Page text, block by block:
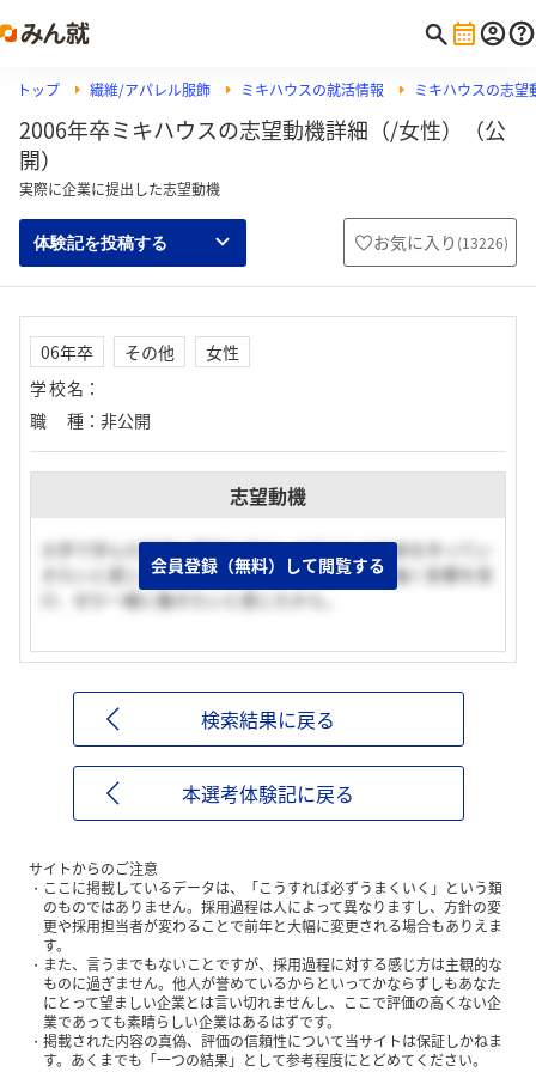
トップ 繊維/アパレル服飾 ミキハウスの就活情報 ミキハウスの志望
2006年卒ミキハウスの志望動機詳細（/女性）（公
開）
実際に企業に提出した志望動機
体験記を投稿する お気に入り (13226)
06年卒 その他
女性
学校名 ：
職種 ： 非公開
志望動機
大学で学んだ発達心理学を活かして子どもの未来を作ってい
きたいと感じたから。またミキハウスの人にも強く影響を受
け、ぜひ一緒に働きたいと感じたから。
会員登録（無料）して閲覧する
検索結果に戻る
本選考体験記に戻る
サイトからのご注意
ここに掲載しているデータは、「こうすれば必ずうまくいく」という類
のものではありません。採用過程は人によって異なりますし、方針の変
更や採用担当者が変わることで前年と大幅に変更される場合もありえま
す。
また、言うまでもないことですが、採用過程に対する感じ方は主観的な
ものに過ぎません。他人が誉めているからといってかならずしもあなた
にとって望ましい企業とは言い切れませんし、ここで評価の高くない企
業であっても素晴らしい企業はあるはずです。
掲載された内容の真偽、評価の信頼性について当サイトは保証しかねま
す。あくまでも「一つの結果」として参考程度にとどめてください。